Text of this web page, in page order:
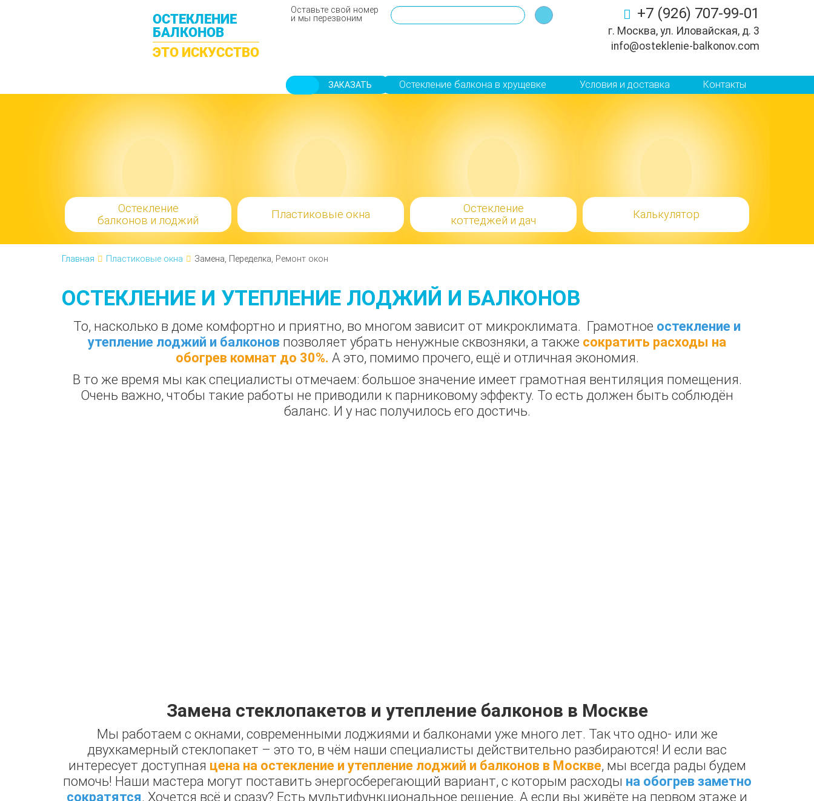
ОСТЕКЛЕНИЕ
БАЛКОНОВ
ЭТО ИСКУССТВО
Оставьте свой номер
и мы перезвоним
+7 (926) 707-99-01
г. Москва, ул. Иловайская, д. 3
info@osteklenie-balkonov.com
ЗАКАЗАТЬ Остекление балкона в хрущевке Условия и доставка Контакты
Остекление
балконов и лоджий
Пластиковые окна
Остекление
коттеджей и дач
Калькулятор
Главная Пластиковые окна Замена, Переделка, Ремонт окон
ОСТЕКЛЕНИЕ И УТЕПЛЕНИЕ ЛОДЖИЙ И БАЛКОНОВ
То, насколько в доме комфортно и приятно, во многом зависит от микроклимата. Грамотное остекление и
утепление лоджий и балконов позволяет убрать ненужные сквозняки, а также сократить расходы на
обогрев комнат до 30%. А это, помимо прочего, ещё и отличная экономия.
В то же время мы как специалисты отмечаем: большое значение имеет грамотная вентиляция помещения.
Очень важно, чтобы такие работы не приводили к парниковому эффекту. То есть должен быть соблюдён
баланс. И у нас получилось его достичь.
Замена стеклопакетов и утепление балконов в Москве
Мы работаем с окнами, современными лоджиями и балконами уже много лет. Так что одно- или же
двухкамерный стеклопакет – это то, в чём наши специалисты действительно разбираются! И если вас
интересует доступная цена на остекление и утепление лоджий и балконов в Москве, мы всегда рады будем
помочь! Наши мастера могут поставить энергосберегающий вариант, с которым расходы на обогрев заметно
сократятся. Хочется всё и сразу? Есть мультифункциональное решение. А если вы живёте на первом этаже и